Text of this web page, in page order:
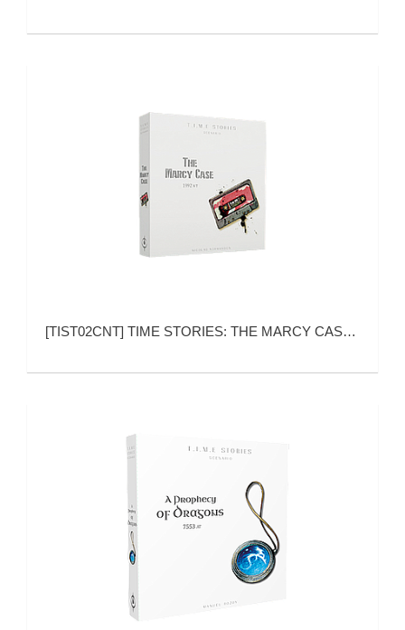
[TIST02CNT] TIME STORIES: THE MARCY CASE (时间守望：玛茜疑案)